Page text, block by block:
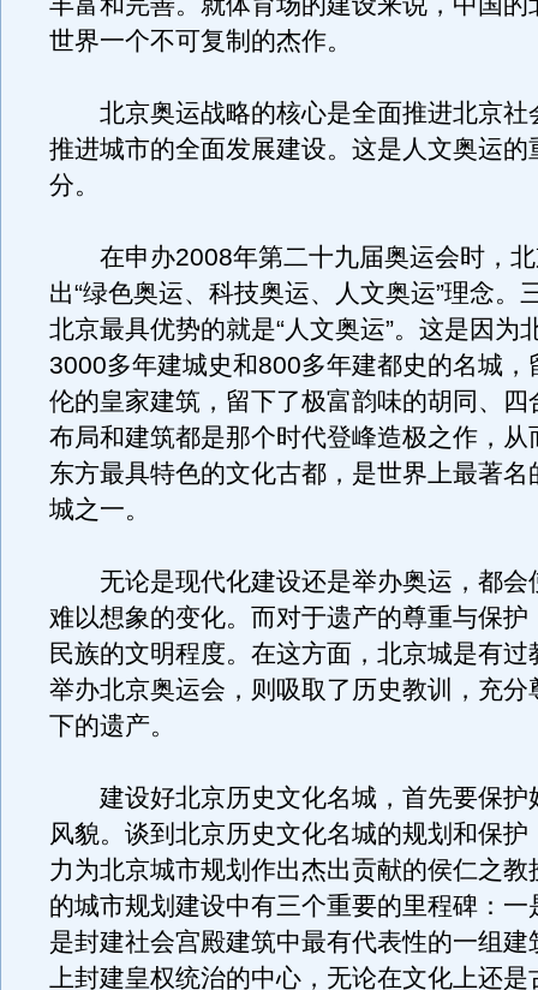
世界一个不可复制的杰作。
北京奥运战略的核心是全面推进北京社
推进城市的全面发展建设。这是人文奥运的
分。
在申办2008年第二十九届奥运会时，北
出“绿色奥运、科技奥运、人文奥运”理念。
北京最具优势的就是“人文奥运”。这是因为
3000多年建城史和800多年建都史的名城，
伦的皇家建筑，留下了极富韵味的胡同、四
布局和建筑都是那个时代登峰造极之作，从
东方最具特色的文化古都，是世界上最著名
城之一。
无论是现代化建设还是举办奥运，都会
难以想象的变化。而对于遗产的尊重与保护
民族的文明程度。在这方面，北京城是有过
举办北京奥运会，则吸取了历史教训，充分
下的遗产。
建设好北京历史文化名城，首先要保护
风貌。谈到北京历史文化名城的规划和保护
力为北京城市规划作出杰出贡献的侯仁之教
的城市规划建设中有三个重要的里程碑：一
是封建社会宫殿建筑中最有代表性的一组建
上封建皇权统治的中心，无论在文化上还是